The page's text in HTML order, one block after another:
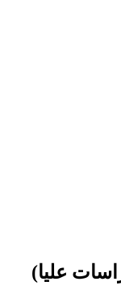
عليا)